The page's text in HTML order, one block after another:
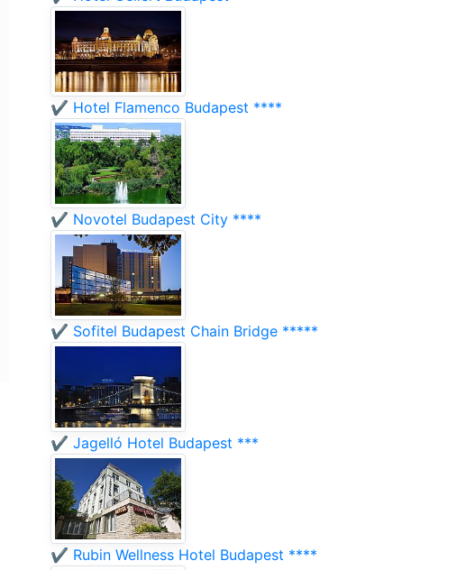
✔️ Hotel Flamenco Budapest ****
✔️ Novotel Budapest City ****
✔️ Sofitel Budapest Chain Bridge *****
✔️ Jagelló Hotel Budapest ***
✔️ Rubin Wellness Hotel Budapest ****